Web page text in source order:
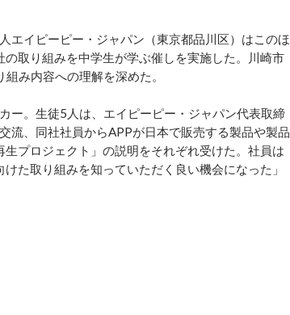
イピーピー・ジャパン（東京都品川区）はこのほ
取り組みを中学生が学ぶ催しを実施した。川崎市
み内容への理解を深めた。
ー。生徒5人は、エイピーピー・ジャパン代表取締
流、同社社員からAPPが日本で販売する製品や製品
プロジェクト」の説明をそれぞれ受けた。社員は
た取り組みを知っていただく良い機会になった」